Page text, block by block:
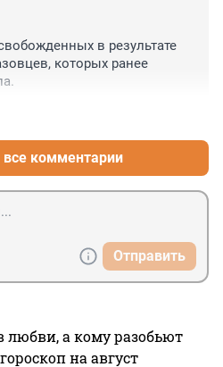
не надо меня тыкать
в результате
которых ранее
все комментарии
Отправить
любви, а кому разобьют
на август